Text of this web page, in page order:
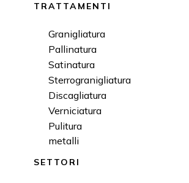
TRATTAMENTI
Granigliatura
Pallinatura
Satinatura
Sterrogranigliatura
Discagliatura
Verniciatura
Pulitura
metalli
SETTORI